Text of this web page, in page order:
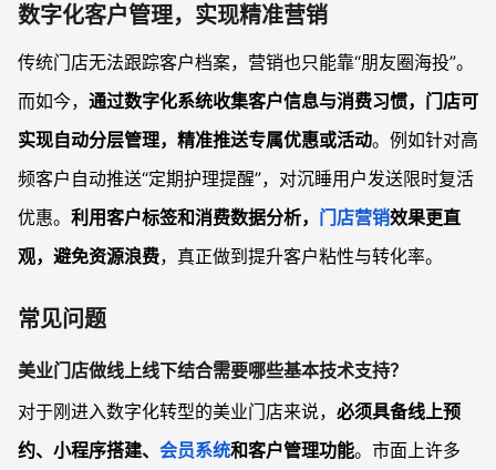
数字化客户管理，实现精准营销
传统门店无法跟踪客户档案，营销也只能靠“朋友圈海投”。
而如今， 通过数字化系统收集客户信息与消费习惯，门店可
实现自动分层管理，精准推送专属优惠或活动。例如针对高
频客户自动推送“定期护理提醒”，对沉睡用户发送限时复活
优惠。 利用客户标签和消费数据分析， 门店营销效果更直
观，避免资源浪费，真正做到提升客户粘性与转化率。
常见问题
美业门店做线上线下结合需要哪些基本技术支持？
对于刚进入数字化转型的美业门店来说， 必须具备线上预
约、小程序搭建、 会员系统和客户管理功能。市面上许多